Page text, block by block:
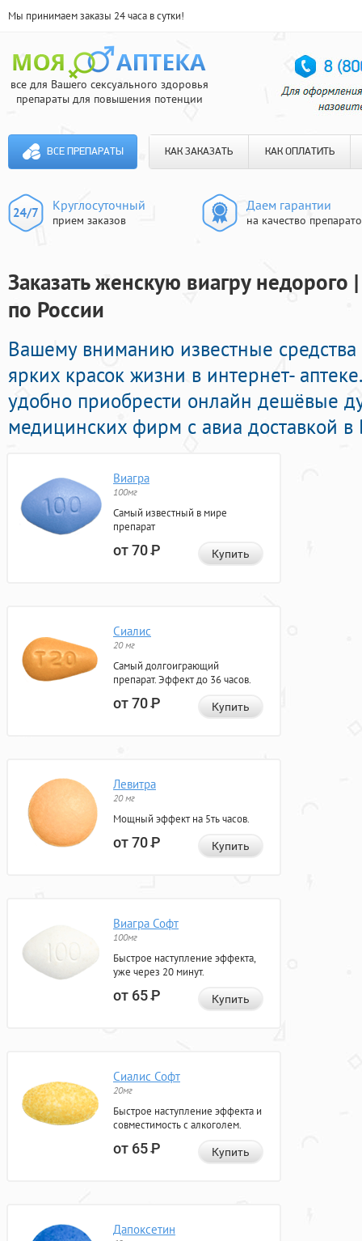
Мы принимаем заказы 24 часа в сутки!
все для Вашего сексуального здоровья
препараты для повышения потенции
ВСЕ ПРЕПАРАТЫ КАК ЗАКАЗАТЬ КАК ОПЛАТИТЬ
Круглосуточный
прием заказов
Даем гарантии
на качество
Заказать женскую виагру недорого
по России
Вашему вниманию известные
ярких красок жизни в интернет-
удобно приобрести онлайн дешёвые
медицинских фирм с авиа доставкой в
Виагра
100мг
Самый известный в мире
препарат
от 70Р Купить
Сиалис
20 мг
Самый долгоиграющий
препарат. Эффект до 36 часов.
от 70Р Купить
Левитра
20 мг
Мощный эффект на 5ть часов.
от 70Р Купить
Виагра Софт
100мг
Быстрое наступление эффекта,
уже через 20 минут.
от 65Р Купить
Сиалис Софт
20мг
Быстрое наступление эффекта и
совместимость с алкоголем.
от 65Р Купить
Дапоксетин